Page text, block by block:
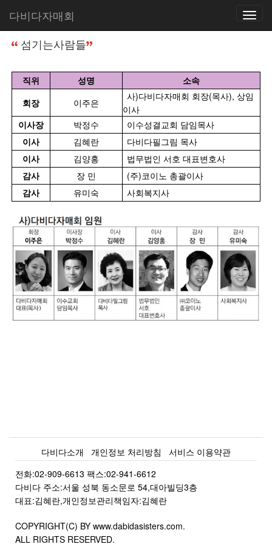
Toggle
다비다자매회
홈 다비다 자매회 소개
섬기는사람들
직위 성명
소속
회장
이주은
사)다비다자매회 회장(목사), 상임
이사
이사장
박정수
이수성결교회 담임목사
이사
김혜란
다비다필그림 목사
이사
김양홍
법무법인 서호 대표변호사
감사
장 민 (주)코이노 총괄이사
감사
유미숙 사회복지사
다비다소개 개인정보 처리방침
서비스 이용약관
전화:02-909-6613 팩스:02-941-6612
다비다 주소:서울 성북 동소문로 54,대아빌딩3층
대표:김혜란,개인정보관리책임자:김혜란
COPYRIGHT(C) BY www.dabidasisters.com.
ALL RIGHTS RESERVED.